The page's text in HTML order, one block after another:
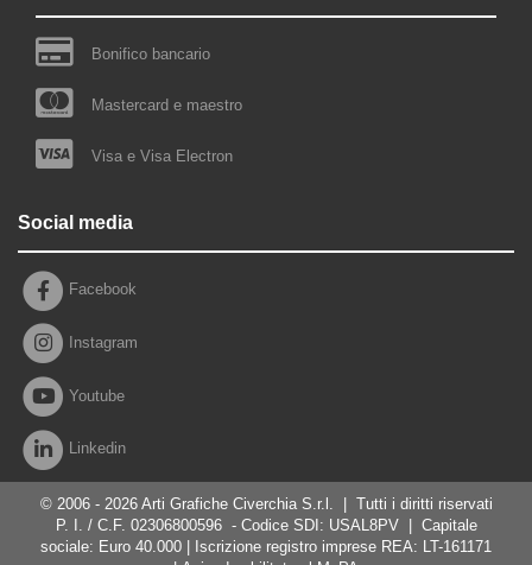
Bonifico bancario
Mastercard e maestro
Visa e Visa Electron
Social media
Facebook
Instagram
Youtube
Linkedin
© 2006 - 2026 Arti Grafiche Civerchia S.r.l. | Tutti i diritti riservati
P. I. / C.F. 02306800596 - Codice SDI: USAL8PV | Capitale
sociale: Euro 40.000 |
Iscrizione registro imprese REA: LT-161171